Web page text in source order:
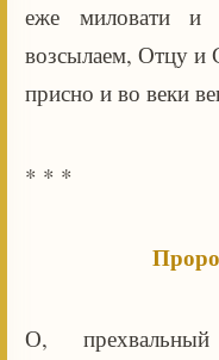
еже миловати и
возсылаем, Отцу
присно и во веки
* * *
О,